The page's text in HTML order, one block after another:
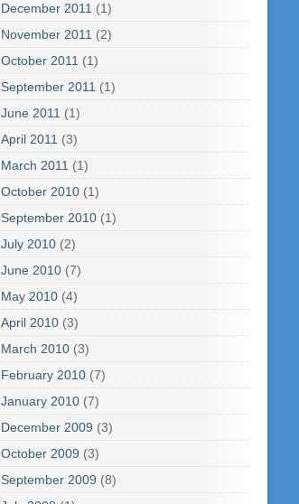
December 2011 (1)
November 2011 (2)
October 2011 (1)
September 2011 (1)
June 2011 (1)
April 2011 (3)
March 2011 (1)
October 2010 (1)
September 2010 (1)
July 2010 (2)
June 2010 (7)
May 2010 (4)
April 2010 (3)
March 2010 (3)
February 2010 (7)
January 2010 (7)
December 2009 (3)
October 2009 (3)
September 2009 (8)